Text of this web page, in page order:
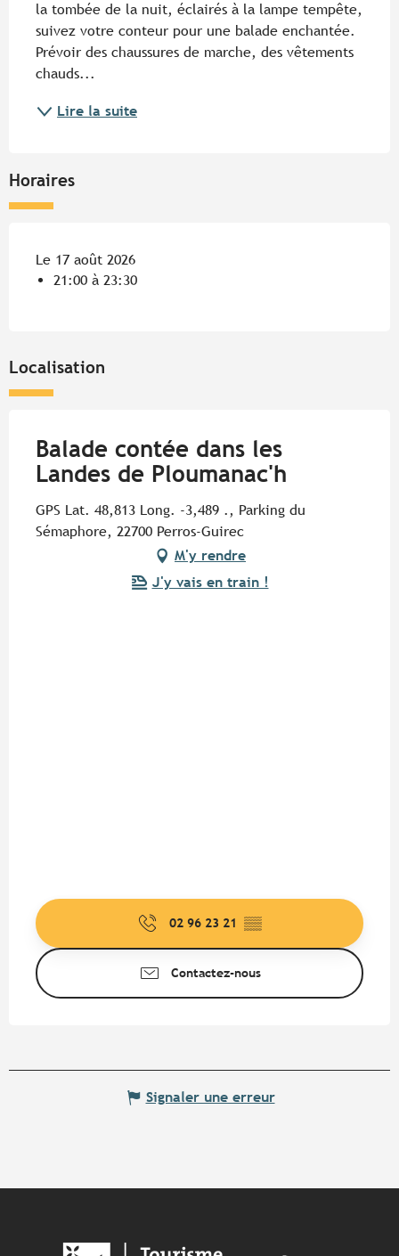
la tombée de la nuit, éclairés à la lampe tempête,
suivez votre conteur pour une balade enchantée.
Prévoir des chaussures de marche, des vêtements
chauds...
Lire la suite
Horaires
Le 17 août 2026
21:00 à 23:30
Localisation
Balade contée dans les
Landes de Ploumanac'h
GPS Lat. 48,813 Long. -3,489 ., Parking du
Sémaphore, 22700 Perros-Guirec
M'y rendre
J'y vais en train !
02 96 23 21 ▒▒
Contactez-nous
Signaler une erreur